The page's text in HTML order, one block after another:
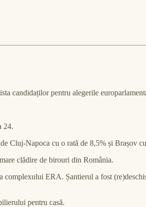
candidaților pentru alegerile
24.
de Cluj-Napoca cu o rată de 8,5% și Brașov
clădire de birouri din România.
complexului ERA. Șantierul a fost
pentru casă.